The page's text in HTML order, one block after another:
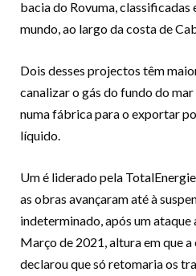
bacia do Rovuma, classificadas
mundo, ao largo da costa de
Dois desses projectos têm
canalizar o gás do fundo do
numa fábrica para o exportar
líquido.
Um é liderado pela
as obras avançaram até à
indeterminado, após um ataque
Março de 2021, altura em que
declarou que só retomaria os